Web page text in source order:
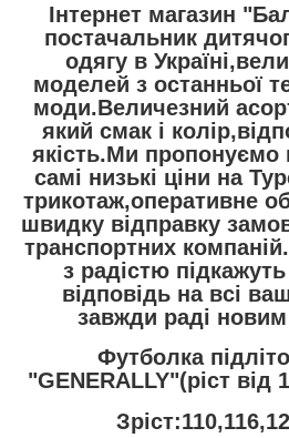
Інтернет магазин
постачальник
одягу в
моделей з останньої
моди.Величезний
який смак і
якість.Ми
самі низькі ціни на
трикотаж,оперативне
швидку відправку
транспортних
з радістю
відповідь на всі
завжди раді
Футболка
"GENERALLY"(ріст від